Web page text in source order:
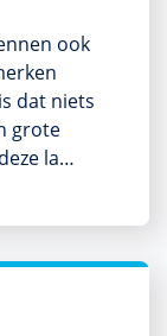
ook
dat niets
grote
la…